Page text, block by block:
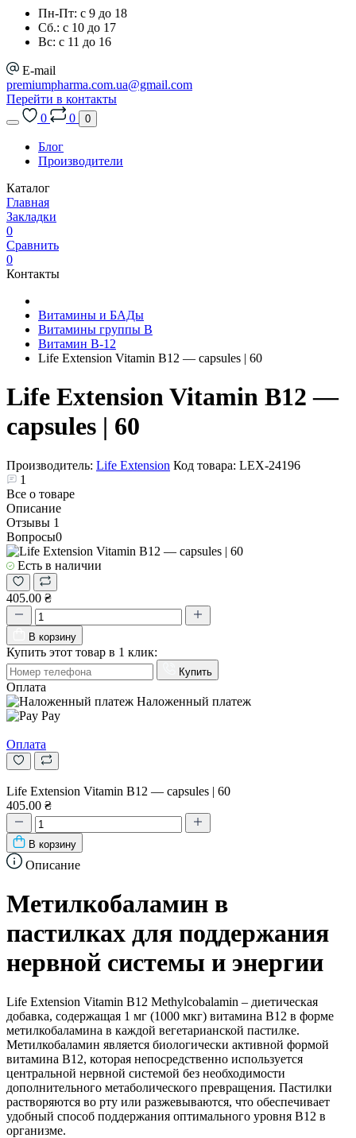
Пн-Пт: с 9 до 18
Сб.: с 10 до 17
Вс: с 11 до 16
E-mail
premiumpharma.com.ua@gmail.com
Перейти в контакты
0
0 0
Блог
Производители
Каталог
Главная
Закладки
0
Сравнить
0
Контакты
Витамины и БАДы
Витамины группы B
Витамин B-12
Life Extension Vitamin B12 — capsules | 60
Life Extension Vitamin B12 —
capsules | 60
Производитель: Life Extension Код товара: LEX-24196
1
Все о товаре
Описание
Отзывы 1
Вопросы0
Есть в наличии
405.00 ₴
В корзину
Купить этот товар в 1 клик:
Купить
Оплата
Наложенный платеж
Pay
Оплата
Life Extension Vitamin B12 — capsules | 60
405.00 ₴
В корзину
Описание
Метилкобаламин в
пастилках для поддержания
нервной системы и энергии
Life Extension Vitamin B12 Methylcobalamin – диетическая
добавка, содержащая 1 мг (1000 мкг) витамина B12 в форме
метилкобаламина в каждой вегетарианской пастилке.
Метилкобаламин является биологически активной формой
витамина B12, которая непосредственно используется
центральной нервной системой без необходимости
дополнительного метаболического превращения. Пастилки
растворяются во рту или разжевываются, что обеспечивает
удобный способ поддержания оптимального уровня B12 в
организме.